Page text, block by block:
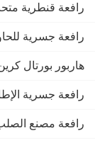
رافعة قنطرية
رافعة جسرية
هاربور بورتال
رافعة جسرية
رافعة مصنع